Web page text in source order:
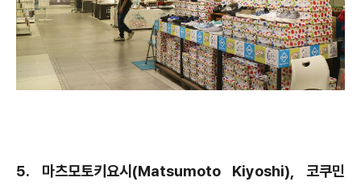
5. 마츠모토키요시(Matsumoto Kiyoshi), 코쿠민